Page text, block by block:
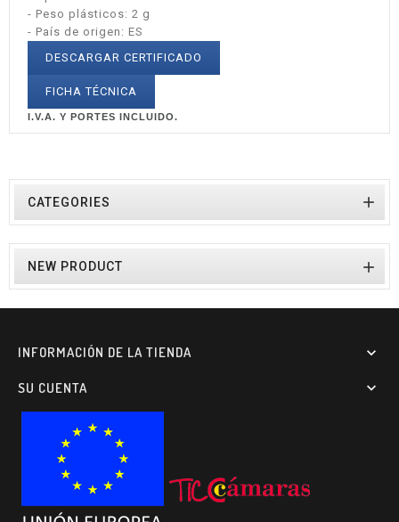
- Peso plásticos: 2 g
- País de origen: ES
DESCARGAR CERTIFICADO
FICHA TÉCNICA
I.V.A. Y PORTES INCLUIDO.
CATEGORIES 
NEW PRODUCT 
INFORMACIÓN DE LA TIENDA 
SU CUENTA 